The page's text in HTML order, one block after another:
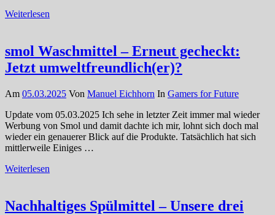
Weiterlesen
smol Waschmittel – Erneut gecheckt:
Jetzt umweltfreundlich(er)?
Am 05.03.2025 Von Manuel Eichhorn In Gamers for Future
Update vom 05.03.2025 Ich sehe in letzter Zeit immer mal wieder
Werbung von Smol und damit dachte ich mir, lohnt sich doch mal
wieder ein genauerer Blick auf die Produkte. Tatsächlich hat sich
mittlerweile Einiges …
Weiterlesen
Nachhaltiges Spülmittel – Unsere drei